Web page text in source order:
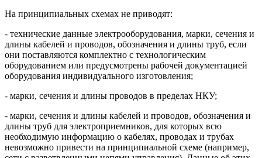
На принципиальных схемах не приводят:
- технические данные электрооборудования, марки, сечения и
длины кабелей и проводов, обозначения и длины труб, если
они поставляются комплектно с технологическим
оборудованием или предусмотрены рабочей документацией
оборудования индивидуального изготовления;
- марки, сечения и длины проводов в пределах НКУ;
- марки, сечения и длины кабелей и проводов, обозначения и
длины труб для электроприемников, для которых всю
необходимую информацию о кабелях, проводах и трубах
невозможно привести на принципиальной схеме (например,